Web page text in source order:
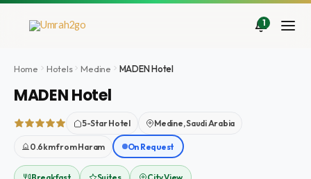
Aller
1
Home Hotels Medine MADEN Hotel
MADEN Hotel
5-Star Hotel Medine, Saudi Arabia
0.6km from Haram On Request